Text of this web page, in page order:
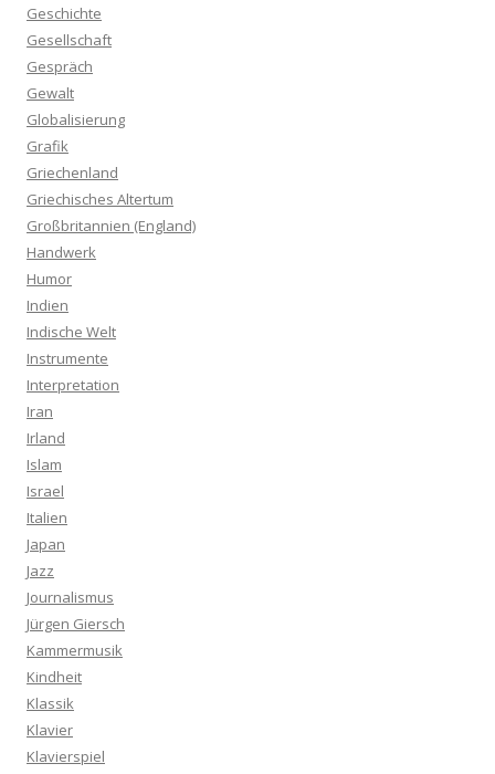
Geschichte
Gesellschaft
Gespräch
Gewalt
Globalisierung
Grafik
Griechenland
Griechisches Altertum
Großbritannien (England)
Handwerk
Humor
Indien
Indische Welt
Instrumente
Interpretation
Iran
Irland
Islam
Israel
Italien
Japan
Jazz
Journalismus
Jürgen Giersch
Kammermusik
Kindheit
Klassik
Klavier
Klavierspiel